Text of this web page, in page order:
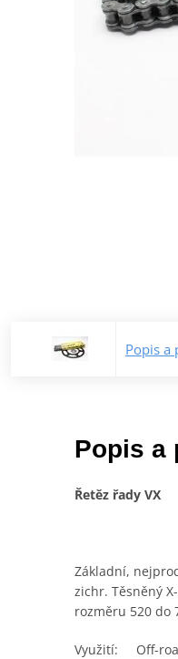
Popis a
Popis a
Řetěz řady VX
Základní,
zichr. Těsněný
rozměru 520 do
Využití: Off-